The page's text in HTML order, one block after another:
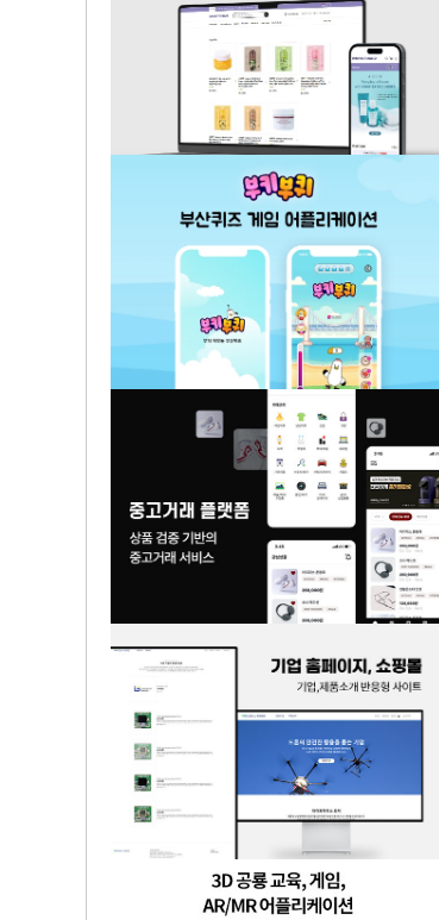
식물·화분 오픈마켓 플랫폼
수출용 다국어 쇼핑몰, 어플리케이션
부산퀴즈 게임 어플리케이션 부키부퀴
중고거래 플랫폼